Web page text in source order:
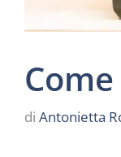
di Antonietta